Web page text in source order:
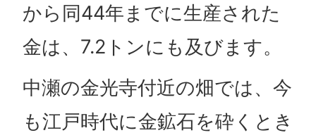
から同44年までに生産された
金は、7.2トンにも及びます。
中瀬の金光寺付近の畑では、今
も江戸時代に金鉱石を砕くとき